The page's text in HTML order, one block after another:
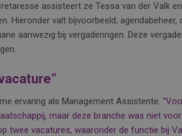
assisteert ze Tessa van der Valk
Hieronder valt bijvoorbeeld;
aanwezig bij vergaderingen. Deze
ervaring als Management Assistente.
maar deze branche was niet
twee vacatures, waaronder de functie bij